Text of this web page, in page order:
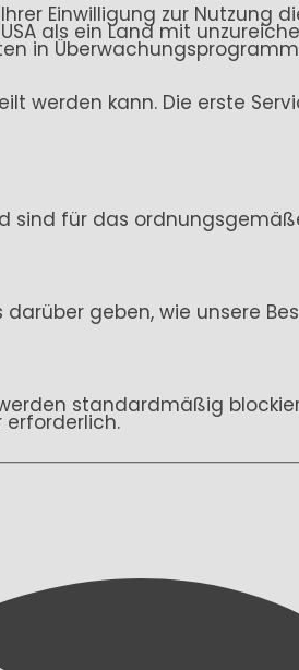
Einwilligung zur Nutzung
als ein Land mit
in
werden kann. Die erste
sind für das
geben, wie unsere
standardmäßig
erforderlich.